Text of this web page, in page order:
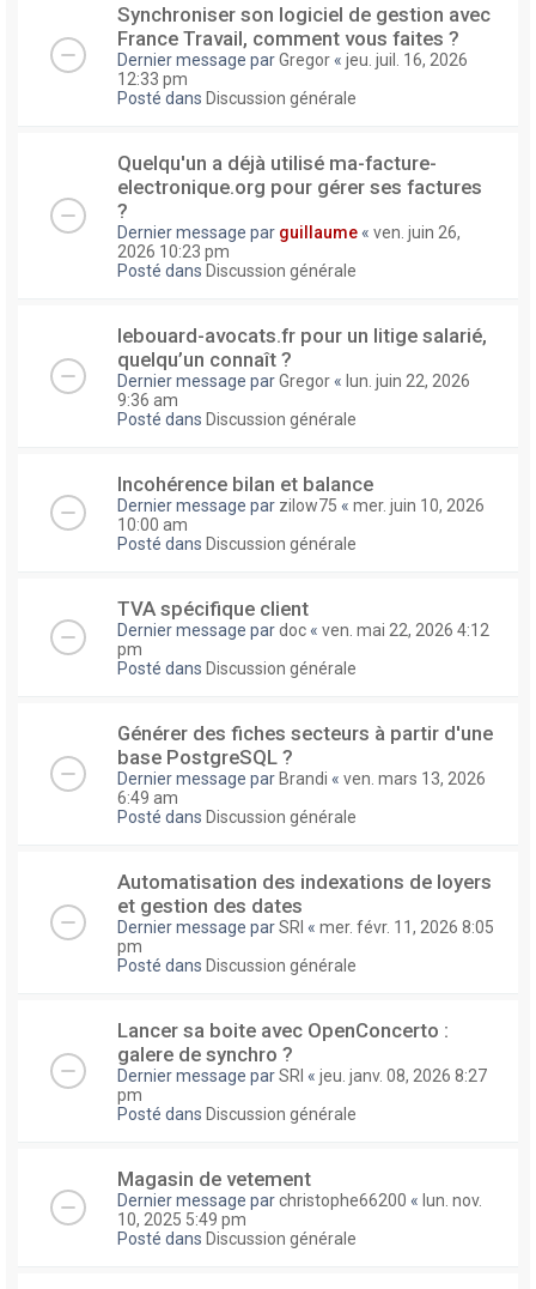
Synchroniser son logiciel de gestion avec
France Travail, comment vous faites ?
Dernier message parGregor « jeu. juil. 16, 2026
12:33 pm
Posté dans Discussion générale
Quelqu'un a déjà utilisé ma-facture-
electronique.org pour gérer ses factures
?
Dernier message par guillaume « ven. juin 26,
2026 10:23 pm
Posté dans Discussion générale
lebouard-avocats.fr pour un litige salarié,
quelqu’un connaît ?
Dernier message parGregor « lun. juin 22, 2026
9:36 am
Posté dans Discussion générale
Incohérence bilan et balance
Dernier message par zilow75 « mer. juin 10, 2026
10:00 am
Posté dans Discussion générale
TVA spécifique client
Dernier message pardoc « ven. mai 22, 2026 4:12
pm
Posté dans Discussion générale
Générer des fiches secteurs à partir d'une
base PostgreSQL ?
Dernier message par Brandi « ven. mars 13, 2026
6:49 am
Posté dans Discussion générale
Automatisation des indexations de loyers
et gestion des dates
Dernier message parSRI « mer. févr. 11, 2026 8:05
pm
Posté dans Discussion générale
Lancer sa boite avec OpenConcerto :
galere de synchro ?
Dernier message parSRI « jeu. janv. 08, 2026 8:27
pm
Posté dans Discussion générale
Magasin de vetement
Dernier message parchristophe66200 « lun. nov.
10, 2025 5:49 pm
Posté dans Discussion générale